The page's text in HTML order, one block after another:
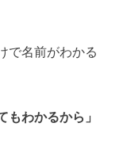
で名前がわかる
もわかるから」